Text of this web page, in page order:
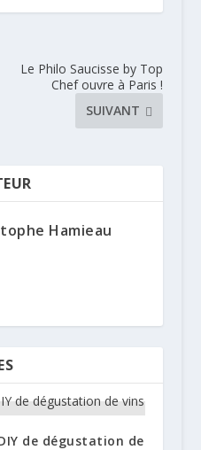
Le Philo Saucisse by Top
Chef ouvre à Paris !
SUIVANT
Hamieau
de dégustation de